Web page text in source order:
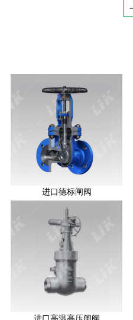
进口德标闸阀